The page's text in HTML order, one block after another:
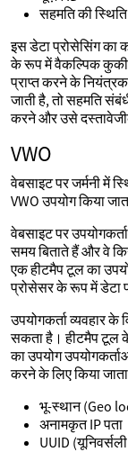
सहमति की
इस डेटा प्रोसेसिंग का
के रूप में वैकल्पिक
प्राप्त करने के
जाती है, तो सहमति
करने और उसे
VWO
वेबसाइट पर जर्मनी में
VWO उपयोग किया
वेबसाइट पर
समय बिताते हैं और वे
एक हीटमैप टूल का
प्रोसेसर के रूप में डेटा
उपयोगकर्ता व्यवहार
सकता है। हीटमैप टूल
का उपयोग
करने के लिए किया
भू-स्थान (Geo
अनामकृत IP पता
UUID